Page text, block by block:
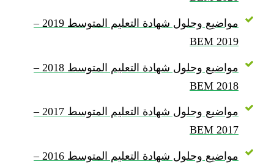
مواضيع وحلول شهادة التعليم المتوسط 2019 –
BEM 2019
مواضيع وحلول شهادة التعليم المتوسط 2018 –
BEM 2018
مواضيع وحلول شهادة التعليم المتوسط 2017 –
BEM 2017
مواضيع وحلول شهادة التعليم المتوسط 2016 –